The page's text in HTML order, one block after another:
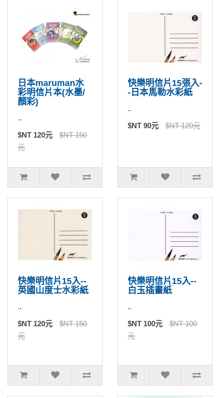
日本maruman水
彩明信片本(水墨/
顏彩)
..
$NT 120元
$NT 150
元
快樂明信片15張入-
-日本馬勒水彩紙
..
$NT 90元 $NT 120元
快樂明信片15入--
英國山度士水彩紙
..
$NT 120元
$NT 150
元
快樂明信片15入--
白玉插畫紙
..
$NT 100元
$NT 100
元